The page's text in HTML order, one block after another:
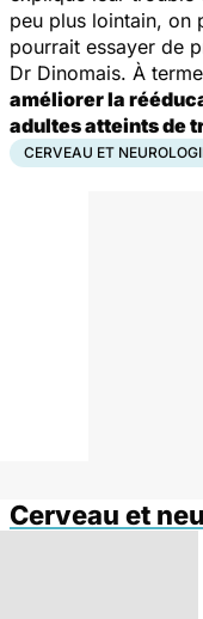
peu plus lointain, on
pourrait essayer de
Dr Dinomais. À
améliorer la
adultes atteints de
CERVEAU ET
Cerveau et